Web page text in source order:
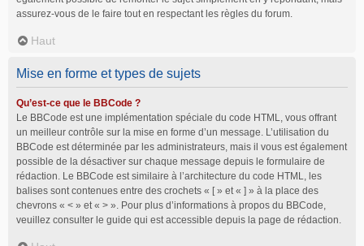
assurez-vous de le faire tout en respectant les règles du forum.
Haut
Mise en forme et types de sujets
Qu’est-ce que le BBCode ?
Le BBCode est une implémentation spéciale du code HTML, vous offrant
un meilleur contrôle sur la mise en forme d’un message. L’utilisation du
BBCode est déterminée par les administrateurs, mais il vous est également
possible de la désactiver sur chaque message depuis le formulaire de
rédaction. Le BBCode est similaire à l’architecture du code HTML, les
balises sont contenues entre des crochets « [ » et « ] » à la place des
chevrons « < » et « > ». Pour plus d’informations à propos du BBCode,
veuillez consulter le guide qui est accessible depuis la page de rédaction.